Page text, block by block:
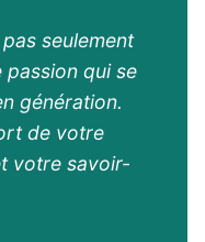
seulement
passion qui se
génération.
de votre
votre savoir-